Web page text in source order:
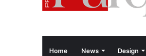
Home News Design